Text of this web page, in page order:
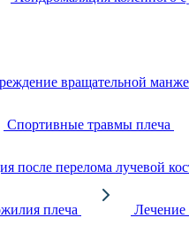
вращательной
Спортивные травмы плеча
после перелома лучевой
плеча Лечение